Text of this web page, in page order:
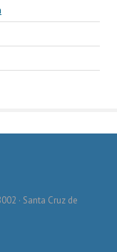
· Santa Cruz de